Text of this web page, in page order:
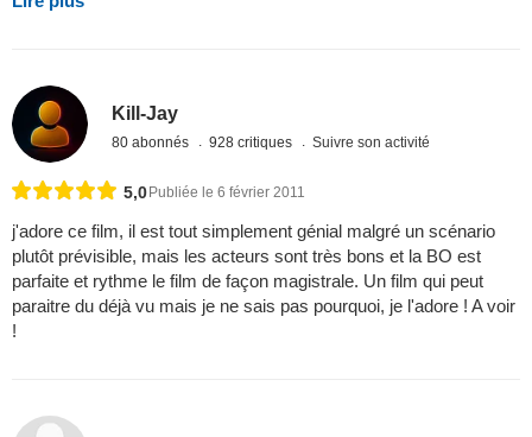
Kill-Jay
80 abonnés 928 critiques Suivre son activité
5,0Publiée le 6 février 2011
j'adore ce film, il est tout simplement génial malgré un scénario
plutôt prévisible, mais les acteurs sont très bons et la BO est
parfaite et rythme le film de façon magistrale. Un film qui peut
paraitre du déjà vu mais je ne sais pas pourquoi, je l'adore ! A voir
!